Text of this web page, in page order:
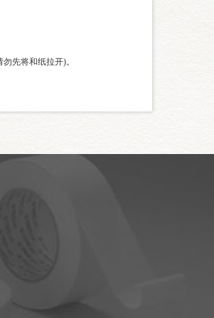
勿先将和纸拉开)。